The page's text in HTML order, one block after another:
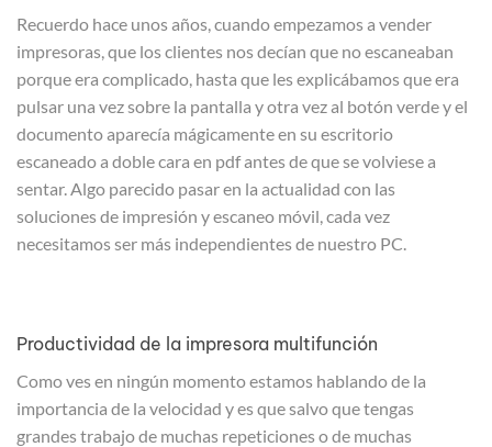
Recuerdo hace unos años, cuando empezamos a vender
impresoras, que los clientes nos decían que no escaneaban
porque era complicado, hasta que les explicábamos que era
pulsar una vez sobre la pantalla y otra vez al botón verde y el
documento aparecía mágicamente en su escritorio
escaneado a doble cara en pdf antes de que se volviese a
sentar. Algo parecido pasar en la actualidad con las
soluciones de impresión y escaneo móvil, cada vez
necesitamos ser más independientes de nuestro PC.
Productividad de la impresora multifunción
Como ves en ningún momento estamos hablando de la
importancia de la velocidad y es que salvo que tengas
grandes trabajo de muchas repeticiones o de muchas